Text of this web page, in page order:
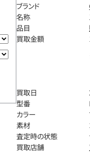
ブランド
名称
品目
買取金額
買取日
型番
カラー
素材
査定時の状態
買取店舗